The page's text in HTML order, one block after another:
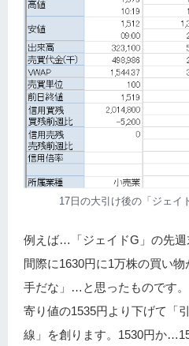
17日の大引け後の「ジェイ
例えば…「ジェイドG」の先週
間際に1630円に1万株の買い
手だな」…と思ったものです。
寄り値の1535円より下げて「
線」を創ります。1530円か